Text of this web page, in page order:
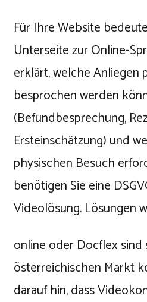
Für Ihre Website
Unterseite zur Online-
erklärt, welche Anliegen
besprochen werden
(Befundbesprechung,
Ersteinschätzung) und
physischen Besuch
benötigen Sie eine
Videolösung. Lösungen
online oder Docflex sind
österreichischen Markt
darauf hin, dass